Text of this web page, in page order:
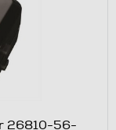
26810-56-